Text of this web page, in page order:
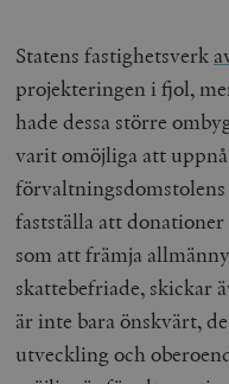
Statens fastighetsverk
projekteringen i fjol,
hade dessa större
varit omöjliga att
fastställa att
som att främja
skattebefriade, skickar
är inte bara önskvärt,
utveckling och